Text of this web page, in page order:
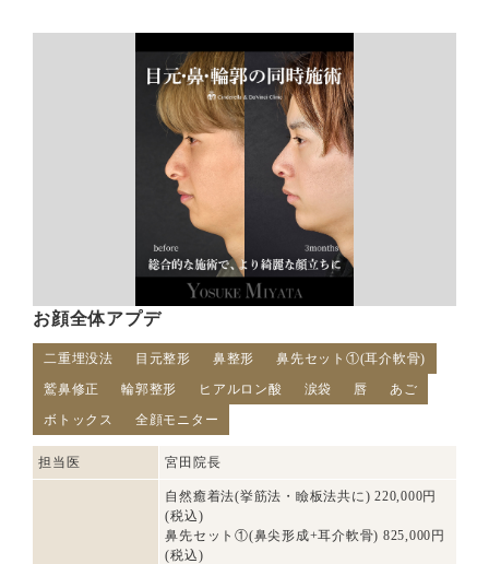
お顔全体アプデ
二重埋没法 目元整形 鼻整形
鼻先セット①(耳介軟骨)
鷲鼻修正
輪郭整形 ヒアルロン酸 涙袋 唇
あご
ボトックス
全顔モニター
担当医 宮田院長
自然癒着法(挙筋法・瞼板法共に) 220,000円
(税込)
鼻先セット①(鼻尖形成+耳介軟骨) 825,000円
(税込)